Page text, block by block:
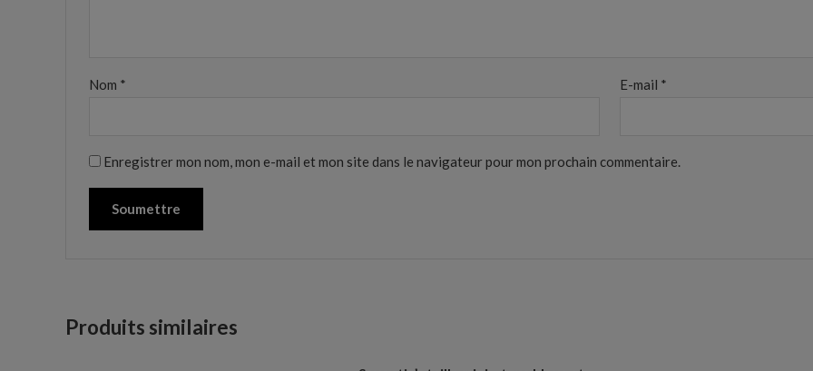
Nom * E-mail *
Enregistrer mon nom, mon e-mail et mon site dans le navigateur pour mon prochain commentaire.
Produits similaires